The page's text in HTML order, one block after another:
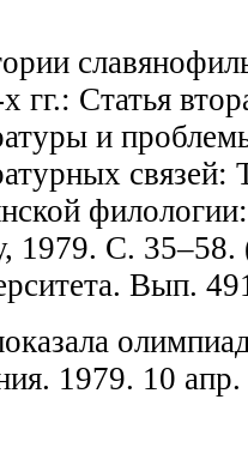
гг.: Статья
и
связей:
1979. С. 35–58.
Вып.
1979. 10